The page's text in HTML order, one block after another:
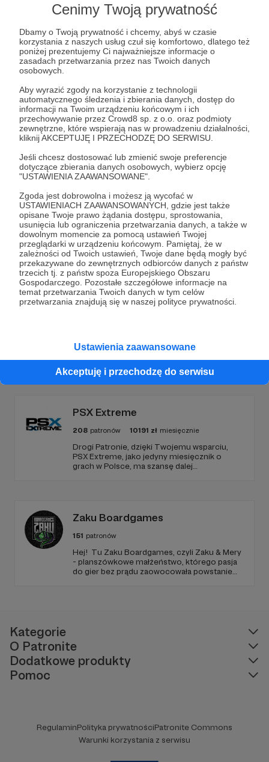
Cenimy Twoją prywatność
Dbamy o Twoją prywatność i chcemy, abyś w czasie
korzystania z naszych usług czuł się komfortowo, dlatego też
poniżej prezentujemy Ci najważniejsze informacje o
zasadach przetwarzania przez nas Twoich danych
osobowych.
Aby wyrazić zgody na korzystanie z technologii
automatycznego śledzenia i zbierania danych, dostęp do
informacji na Twoim urządzeniu końcowym i ich
przechowywanie przez Crowd8 sp. z o.o. oraz podmioty
zewnętrzne, które wspierają nas w prowadzeniu działalności,
kliknij AKCEPTUJĘ I PRZECHODZĘ DO SERWISU.
Jeśli chcesz dostosować lub zmienić swoje preferencje
dotyczące zbierania danych osobowych, wybierz opcję
"USTAWIENIA ZAAWANSOWANE".
Zgoda jest dobrowolna i możesz ją wycofać w
USTAWIENIACH ZAAWANSOWANYCH, gdzie jest także
opisane Twoje prawo żądania dostępu, sprostowania,
usunięcia lub ograniczenia przetwarzania danych, a także w
dowolnym momencie za pomocą ustawień Twojej
przeglądarki w urządzeniu końcowym. Pamiętaj, że w
zależności od Twoich ustawień, Twoje dane będą mogły być
przekazywane do zewnętrznych odbiorców danych z państw
trzecich tj. z państw spoza Europejskiego Obszaru
Gospodarczego. Pozostałe szczegółowe informacje na
temat przetwarzania Twoich danych w tym celów
przetwarzania znajdują się w naszej polityce prywatności.
Ustawienia zaawansowane
Akceptuję i przechodzę do serwisu
Early quazcess - przeprowadzka i miniPC
Wczesny dostęp do mojego materiału o MiniPC
używanym jako PeCetokonsola.
gry minisforum
Dołącz do grona Patronów!
Wesprzyj działalność Autora Tomasz Drabikjuż teraz!
Zostań Patronem
Promowani autorzy
PSX Extreme
208 patronów 10191 zł miesięcznie
Drogi Patronie, dzięki Twojemu wsparciu,
PSX Extreme, jako jedyny miesięcznik o
grach w Polsce, ma szansę dalej
Zaku Boardgames
151 patronów
Hej! Tu Zaku Boardgames, czyli Zaku & Mery
- planszówkowe małżeństwo, którego pasja
do gier bez prądu zaowocowała powstaniem
Kategorie
O Patronite
Dodatkowe produkty
Pomoc
RegulaminPolityka prywatnościPatronite Commons
Warunki korzystania z serwisu